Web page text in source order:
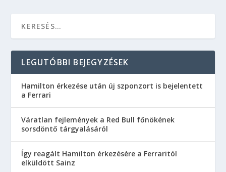
LEGUTÓBBI BEJEGYZÉSEK
Hamilton érkezése után új szponzort is bejelentett
a Ferrari
Váratlan fejlemények a Red Bull főnökének
sorsdöntő tárgyalásáról
Így reagált Hamilton érkezésére a Ferraritól
elküldött Sainz